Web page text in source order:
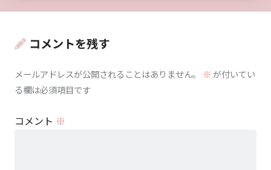
コメントを残す
メールアドレスが公開されることはありません。 ※が付いてい
る欄は必須項目です
コメント ※